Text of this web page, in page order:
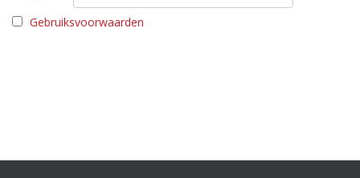
Gebruiksvoorwaarden